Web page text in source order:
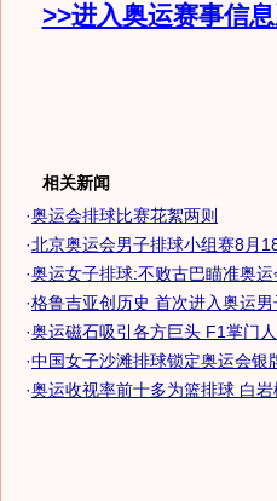
>>进入奥运赛事信
相关新闻
·奥运会排球比赛花絮两则
·北京奥运会男子排球小组赛8月
·奥运女子排球:不败古巴瞄准奥
·格鲁吉亚创历史 首次进入奥运男
·奥运磁石吸引各方巨头 F1掌门人
·中国女子沙滩排球锁定奥运会银
·奥运收视率前十多为篮排球 白岩